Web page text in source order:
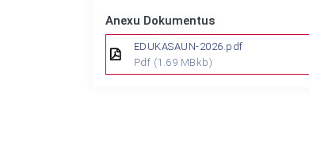
Anexu Dokumentus
EDUKASAUN-2026.pdf
Pdf (1.69 MBkb)